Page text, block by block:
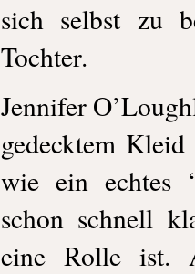
sich selbst zu
Tochter.
Jennifer
gedecktem
wie ein echtes
schon schnell
eine Rolle ist.